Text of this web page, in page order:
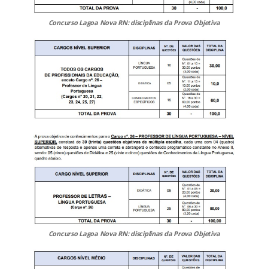
Concurso Lagoa Nova RN: disciplinas da Prova Objetiva
Concurso Lagoa Nova RN: disciplinas da Prova Objetiva